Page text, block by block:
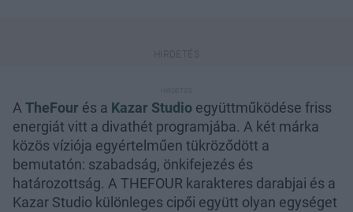
A TheFour és a Kazar Studio együttműködése friss
energiát vitt a divathét programjába. A két márka
közös víziója egyértelműen tükröződött a
bemutatón: szabadság, önkifejezés és
határozottság. A THEFOUR karakteres darabjai és a
Kazar Studio különleges cipői együtt olyan egységet